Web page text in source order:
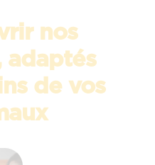
nos
adaptés
de vos